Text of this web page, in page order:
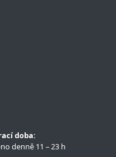
doba:
denně 11 – 23 h